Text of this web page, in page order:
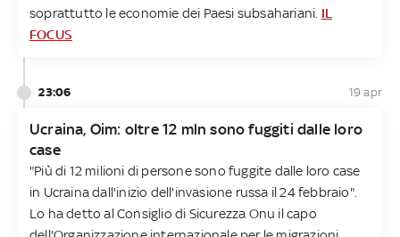
soprattutto le economie dei Paesi subsahariani. IL
FOCUS
23:06 19 apr
Ucraina, Oim: oltre 12 mln sono fuggiti dalle loro
case
"Più di 12 milioni di persone sono fuggite dalle loro case
in Ucraina dall'inizio dell'invasione russa il 24 febbraio".
Lo ha detto al Consiglio di Sicurezza Onu il capo